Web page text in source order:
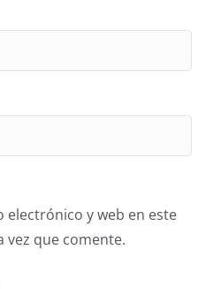
y web en este
vez que comente.